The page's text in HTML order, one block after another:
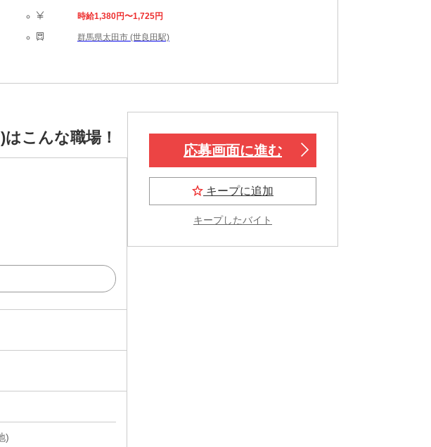
時給1,380円〜1,725円
群馬県太田市 (世良田駅)
こんな職場！
)
応募画面に進む
キープに追加
キープしたバイト